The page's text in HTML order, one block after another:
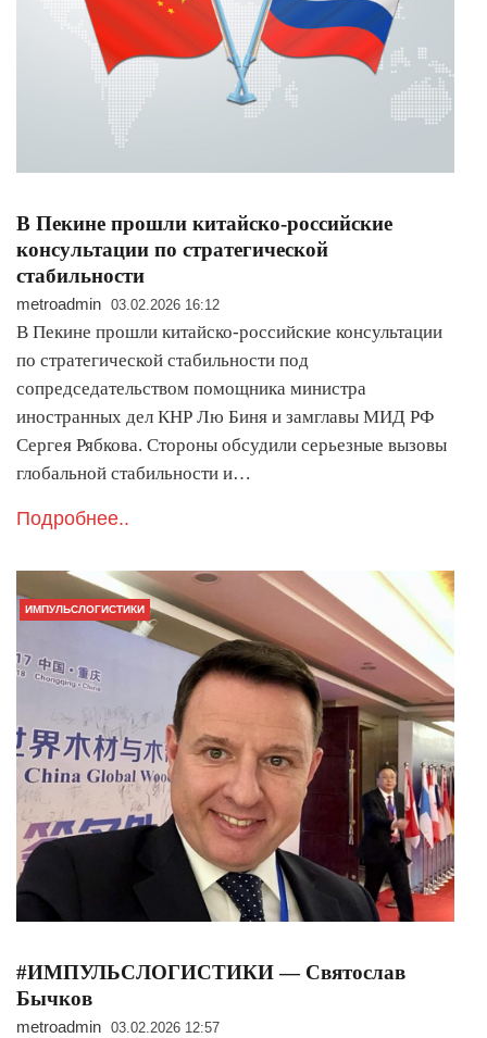
В Пекине прошли китайско-российские
консультации по стратегической
стабильности
metroadmin 03.02.2026 16:12
В Пекине прошли китайско-российские консультации
по стратегической стабильности под
сопредседательством помощника министра
иностранных дел КНР Лю Биня и замглавы МИД РФ
Сергея Рябкова. Стороны обсудили серьезные вызовы
глобальной стабильности и…
Подробнее..
ИМПУЛЬСЛОГИСТИКИ
#ИМПУЛЬСЛОГИСТИКИ — Cвятослав
Бычков
metroadmin 03.02.2026 12:57